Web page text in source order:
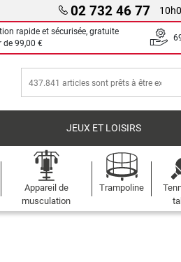
02 732 46 77
rapide et sécurisée, gratuite
de 99,00 €
JEUX ET LOISIRS
Appareil de
musculation
Trampoline